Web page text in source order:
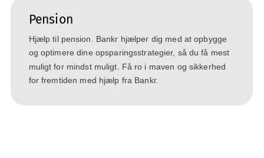
Pension
Hjælp til pension. Bankr hjælper dig med at opbygge
og optimere dine opsparingsstrategier, så du få mest
muligt for mindst muligt. Få ro i maven og sikkerhed
for fremtiden med hjælp fra Bankr.